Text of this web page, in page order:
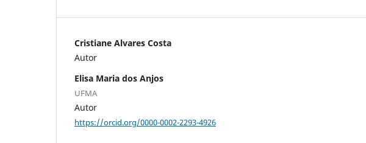
Cristiane Alvares Costa
Autor
Elisa Maria dos Anjos
UFMA
Autor
https://orcid.org/0000-0002-2293-4926